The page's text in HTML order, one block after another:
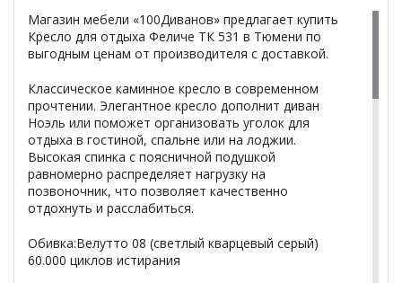
Магазин мебели «100Диванов» предлагает купить
Кресло для отдыха Феличе ТК 531 в Тюмени по
выгодным ценам от производителя с доставкой.
Классическое каминное кресло в современном
прочтении. Элегантное кресло дополнит диван
Ноэль или поможет организовать уголок для
отдыха в гостиной, спальне или на лоджии.
Высокая спинка с поясничной подушкой
равномерно распределяет нагрузку на
позвоночник, что позволяет качественно
отдохнуть и расслабиться.
Обивка:Велутто 08 (светлый кварцевый серый)
60.000 циклов истирания